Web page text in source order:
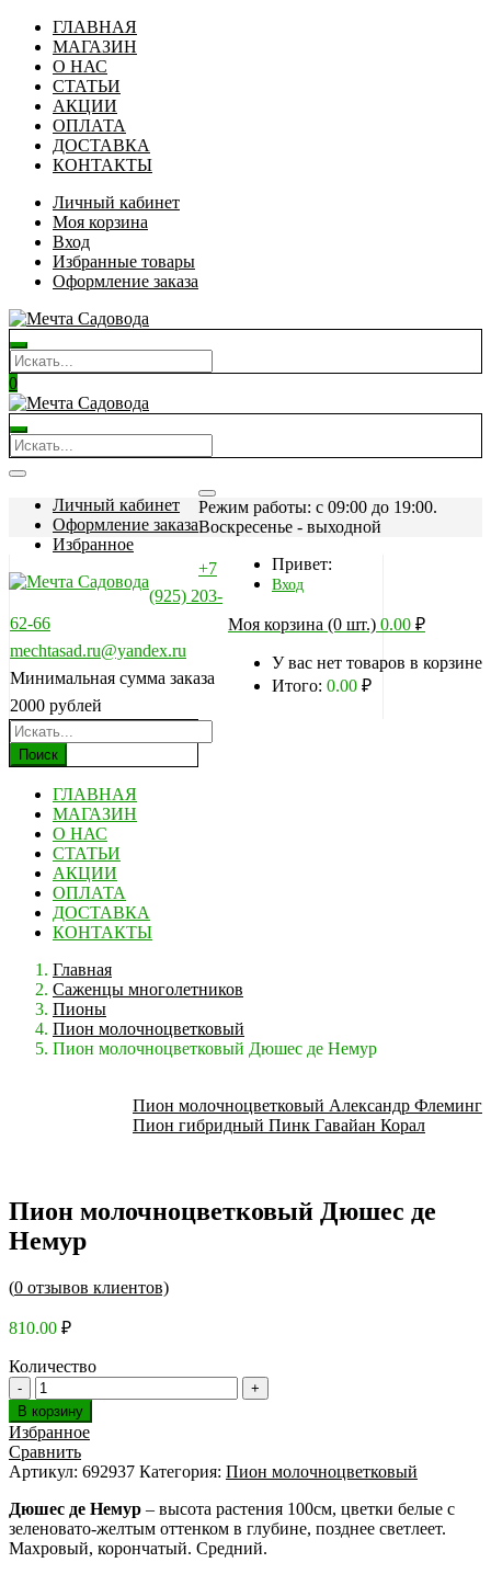
ГЛАВНАЯ
МАГАЗИН
О НАС
СТАТЬИ
АКЦИИ
ОПЛАТА
ДОСТАВКА
КОНТАКТЫ
Личный кабинет
Моя корзина
Вход
Избранные товары
Оформление заказа
0
Личный кабинет
Оформление заказа
Избранное
Режим работы: c 09:00 до 19:00.
Воскресенье - выходной
Привет:
Вход
Моя корзина (0 шт.) 0.00 ₽
У вас нет товаров в корзине
Итого: 0.00 ₽
+7
(925) 203-
62-66
mechtasad.ru@yandex.ru
Минимальная сумма заказа
2000 рублей
Поиск
ГЛАВНАЯ
МАГАЗИН
О НАС
СТАТЬИ
АКЦИИ
ОПЛАТА
ДОСТАВКА
КОНТАКТЫ
Главная
Саженцы многолетников
Пионы
Пион молочноцветковый
Пион молочноцветковый Дюшес де Немур
Пион молочноцветковый Александр Флеминг
Пион гибридный Пинк Гавайан Корал
Пион молочноцветковый Дюшес де
Немур
(0 отзывов клиентов)
810.00 ₽
Количество
В корзину
Избранное
Сравнить
Артикул: 692937 Категория: Пион молочноцветковый
Дюшес де Немур – высота растения 100см, цветки белые с
зеленовато-желтым оттенком в глубине, позднее светлеет.
Махровый, корончатый. Средний.